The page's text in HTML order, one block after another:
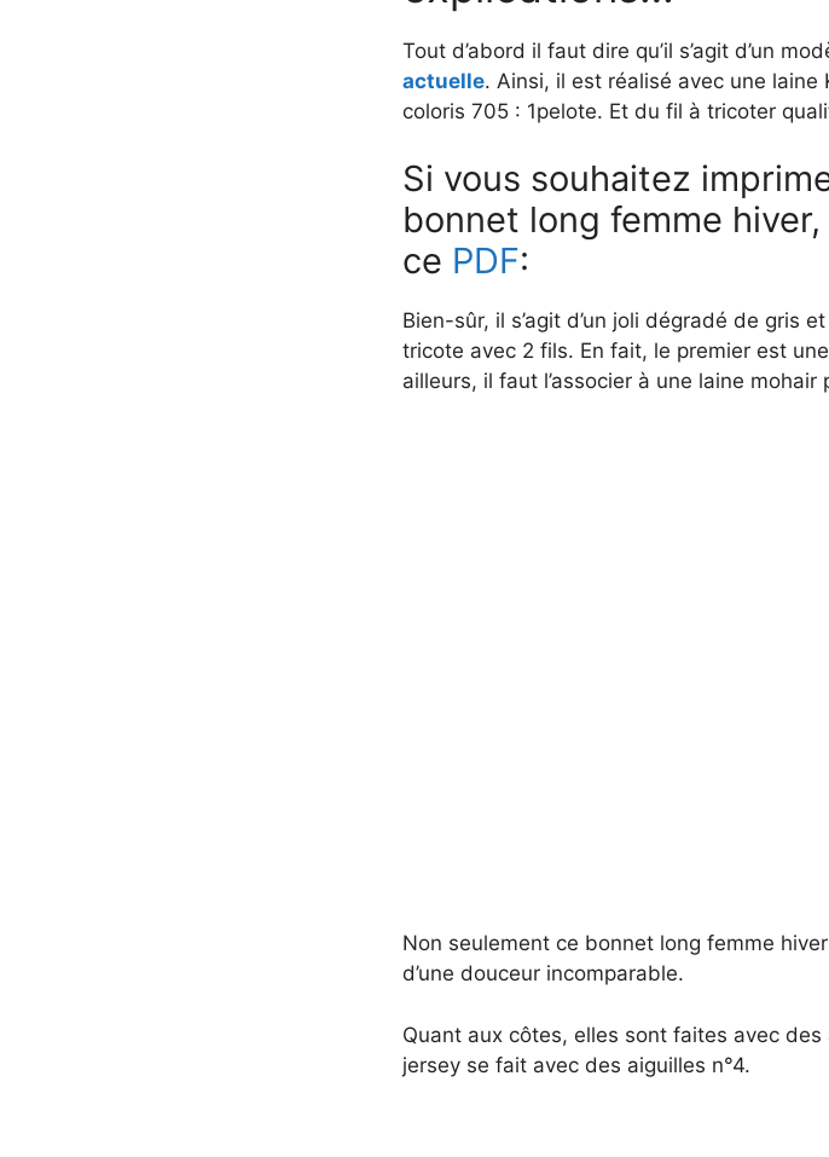
Tout d’abord il faut dire qu’il s’agit d’un
actuelle. Ainsi, il est réalisé avec une
coloris 705 : 1pelote. Et du fil à tricoter
Si vous souhaitez
bonnet long femme
ce PDF:
Bien-sûr, il s’agit d’un joli dégradé de gris
tricote avec 2 fils. En fait, le premier est
ailleurs, il faut l’associer à une laine mohair
Non seulement ce bonnet long femme
d’une douceur incomparable.
Quant aux côtes, elles sont faites avec
jersey se fait avec des aiguilles n°4.